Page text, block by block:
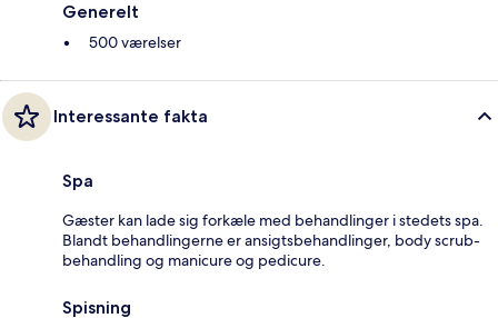
Generelt
500 værelser
Interessante fakta
Spa
Gæster kan lade sig forkæle med behandlinger i stedets spa.
Blandt behandlingerne er ansigtsbehandlinger, body scrub-
behandling og manicure og pedicure.
Spisning